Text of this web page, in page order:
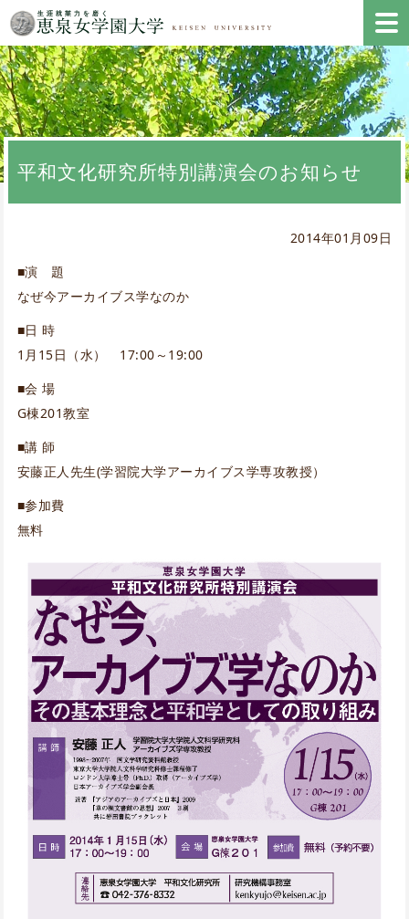
平和文化研究所特別講演会のお知らせ
2014年01月09日
■演 題
なぜ今アーカイブス学なのか
■日 時
1月15日（水） 17:00～19:00
■会 場
G棟201教室
■講 師
安藤正人先生(学習院大学アーカイブス学専攻教授）
■参加費
無料